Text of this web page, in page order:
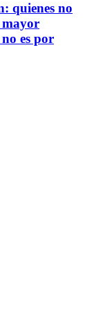
quienes no
mayor
es por